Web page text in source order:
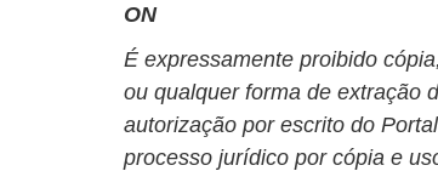
ON
É expressamente proibido
ou qualquer forma de extração
autorização por escrito do
processo jurídico por cópia e